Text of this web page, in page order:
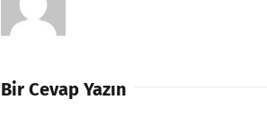
Bir Cevap Yazın